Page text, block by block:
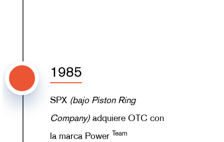
1985
SPX (bajo Piston Ring
Company) adquiere OTC con
la marca Power Team